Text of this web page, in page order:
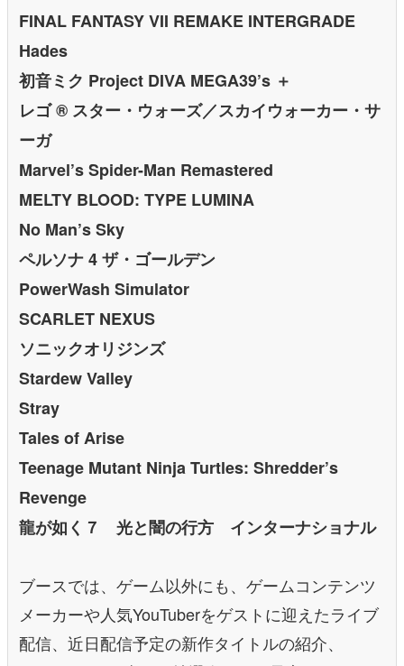
FINAL FANTASY VII REMAKE INTERGRADE
Hades
初音ミク Project DIVA MEGA39’s ＋
レゴ ® スター・ウォーズ／スカイウォーカー・サ
ーガ
Marvel’s Spider-Man Remastered
MELTY BLOOD: TYPE LUMINA
No Man’s Sky
ペルソナ 4 ザ・ゴールデン
PowerWash Simulator
SCARLET NEXUS
ソニックオリジンズ
Stardew Valley
Stray
Tales of Arise
Teenage Mutant Ninja Turtles: Shredder’s
Revenge
龍が如く７ 光と闇の行方 インターナショナル
ブースでは、ゲーム以外にも、ゲームコンテンツ
メーカーや人気YouTuberをゲストに迎えたライブ
配信、近日配信予定の新作タイトルの紹介、